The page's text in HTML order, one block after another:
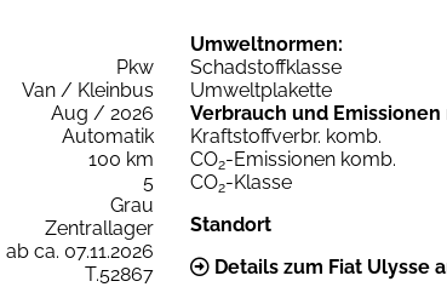
Pkw
Van / Kleinbus
Aug / 2026
Automatik
100 km
5
Grau
Zentrallager
ab ca. 07.11.2026
T.52867
Umweltnormen:
Schadstoffklasse
Umweltplakette
Verbrauch und Emissionen
Kraftstoffverbr. komb.
CO2-Emissionen komb.
CO2-Klasse
Standort
Details zum Fiat Ulysse